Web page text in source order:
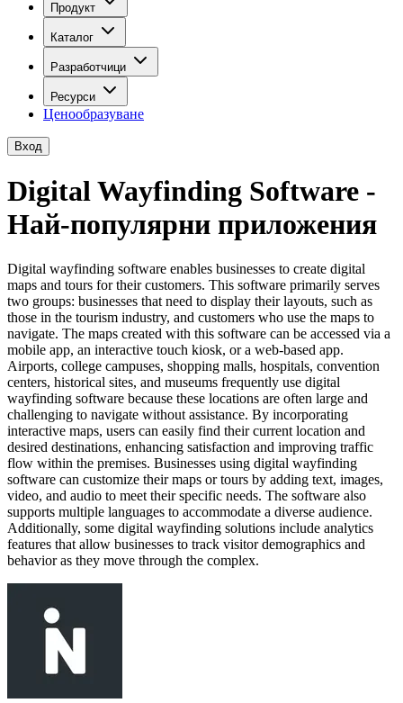
Продукт
Каталог
Разработчици
Ресурси
Ценообразуване
Вход
Digital Wayfinding Software -
Най-популярни приложения
Digital wayfinding software enables businesses to create digital
maps and tours for their customers. This software primarily serves
two groups: businesses that need to display their layouts, such as
those in the tourism industry, and customers who use the maps to
navigate. The maps created with this software can be accessed via a
mobile app, an interactive touch kiosk, or a web-based app.
Airports, college campuses, shopping malls, hospitals, convention
centers, historical sites, and museums frequently use digital
wayfinding software because these locations are often large and
challenging to navigate without assistance. By incorporating
interactive maps, users can easily find their current location and
desired destinations, enhancing satisfaction and improving traffic
flow within the premises. Businesses using digital wayfinding
software can customize their maps or tours by adding text, images,
video, and audio to meet their specific needs. The software also
supports multiple languages to accommodate a diverse audience.
Additionally, some digital wayfinding solutions include analytics
features that allow businesses to track visitor demographics and
behavior as they move through the complex.